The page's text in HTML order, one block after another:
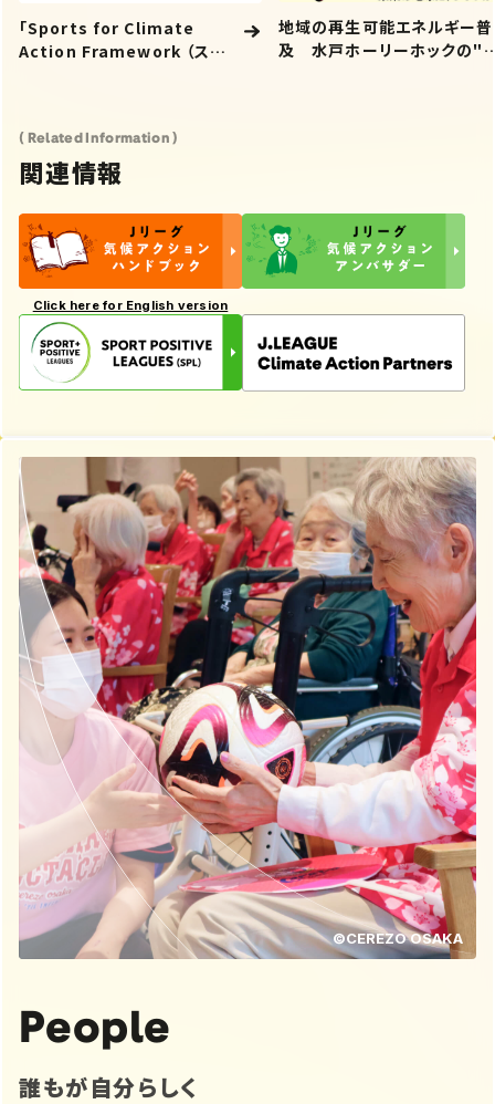
「Sports for Climate
Action Framework （ス
地域の再生可能エネルギー普
及 水戸ホーリーホックの"
( Related Information )
関連情報
Click here for English version
©CEREZO OSAKA
People
誰もが自分らしく